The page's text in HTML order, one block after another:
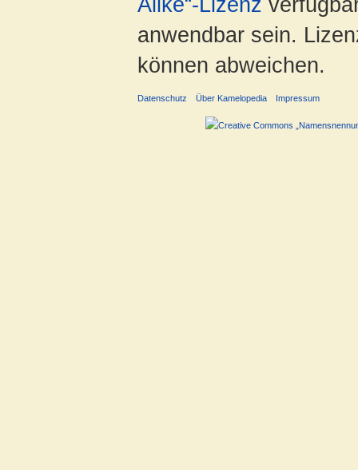
anwendbar sein.
können abweichen.
Datenschutz Über Kamelopedia Impressum